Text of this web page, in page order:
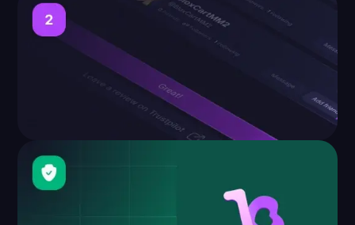
Comprar en BloxCart
Hemos realizado cientos de miles de pedidos con
clientes satisfechos de todo el mundo.
Entrega instantánea de
artículos
El 96% de los pedidos se entregan al instante, para